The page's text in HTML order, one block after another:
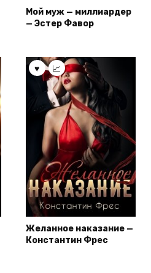
Мой муж — миллиардер
— Эстер Фавор
Желанное наказание —
Константин Фрес